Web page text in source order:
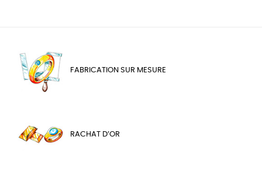
FABRICATION SUR MESURE
RACHAT D’OR